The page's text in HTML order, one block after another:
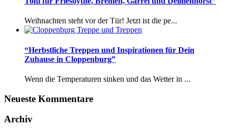
Weihnachten steht vor der Tür! Jetzt ist die pe...
“Herbstliche Treppen und Inspirationen für Dein
Zuhause in Cloppenburg”
Wenn die Temperaturen sinken und das Wetter in ...
Neueste Kommentare
Archiv